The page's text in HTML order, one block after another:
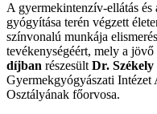
A gyermekintenzív-ellátás
gyógyítása terén végzett
színvonalú munkája
tevékenységéért, mely a
díjban részesült Dr.
Gyermekgyógyászati
Osztályának főorvosa.